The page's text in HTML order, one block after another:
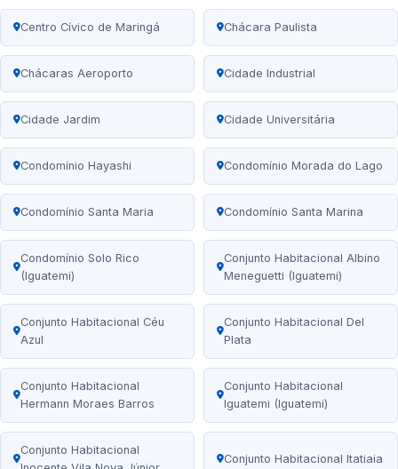
Centro Cívico de Maringá Chácara Paulista
Chácaras Aeroporto Cidade Industrial
Cidade Jardim Cidade Universitária
Condomínio Hayashi Condomínio Morada do Lago
Condomínio Santa Maria Condomínio Santa Marina
Condomínio Solo Rico
(Iguatemi)
Conjunto Habitacional Albino
Meneguetti (Iguatemi)
Conjunto Habitacional Céu
Azul
Conjunto Habitacional Del
Plata
Conjunto Habitacional
Hermann Moraes Barros
Conjunto Habitacional
Iguatemi (Iguatemi)
Conjunto Habitacional
Conjunto Habitacional Itatiaia